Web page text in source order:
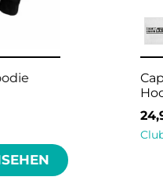
I have lax Men